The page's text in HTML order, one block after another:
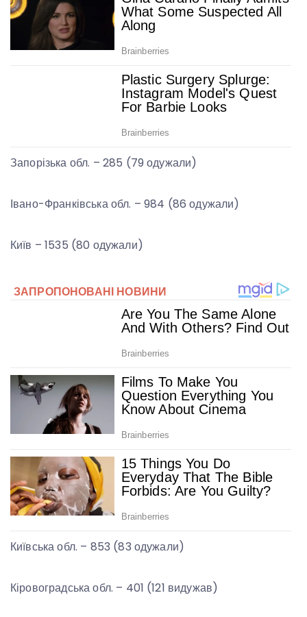
Запорізька обл. – 285 (79 одужали)
Івано-Франківська обл. – 984 (86 одужали)
Київ – 1535 (80 одужали)
Київська обл. – 853 (83 одужали)
Кіровоградська обл. – 401 (121 видужав)